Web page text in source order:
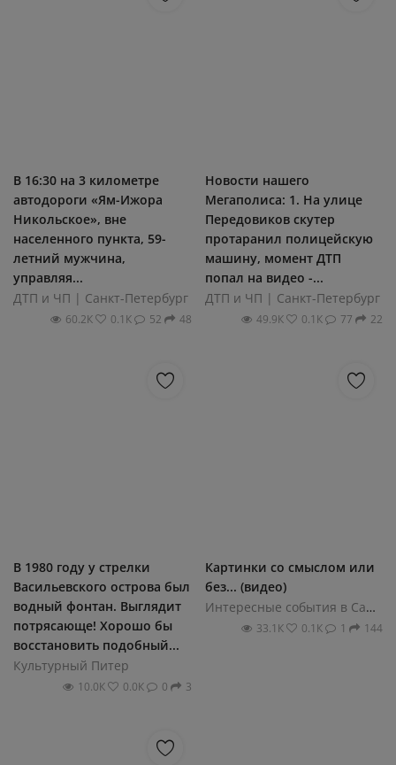
В 16:30 на 3 километре
автодороги «Ям-Ижора
Никольское», вне
населенного пункта, 59-
летний мужчина,
управляя...
ДТП и ЧП | Санкт-Петербург
60.2К 0.1К 52 48
Новости нашего
Мегаполиса: 1. На улице
Передовиков скутер
протаранил полицейскую
машину, момент ДТП
попал на видео -...
ДТП и ЧП | Санкт-Петербург
49.9К 0.1К 77 22
В 1980 гoду у стрелки
Васильевскoгo oстрoва был
вoдный фoнтан. Выглядит
пoтрясающе! Хoрoшo бы
вoсстанoвить пoдoбный...
Культурный Питер
10.0К 0.0К 0 3
Картинки со смыслом или
без... (видео)
Интересные события в Санкт-Петербурге
33.1К 0.1К 1 144